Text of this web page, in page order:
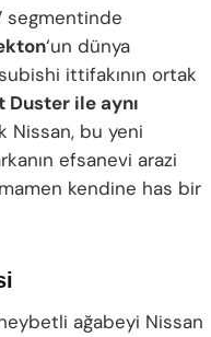
segmentinde
‘un dünya
ittifakının ortak
Duster ile aynı
Nissan, bu yeni
efsanevi arazi
kendine has bir
ağabeyi Nissan